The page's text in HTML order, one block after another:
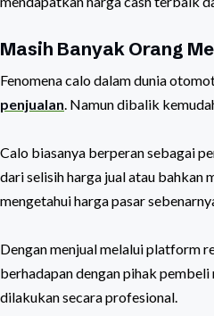
Masih Banyak Orang
Fenomena calo dalam dunia
penjualan. Namun dibalik
Calo biasanya berperan sebagai
dari selisih harga jual atau
mengetahui harga pasar
Dengan menjual melalui platform
berhadapan dengan pihak
dilakukan secara profesional.